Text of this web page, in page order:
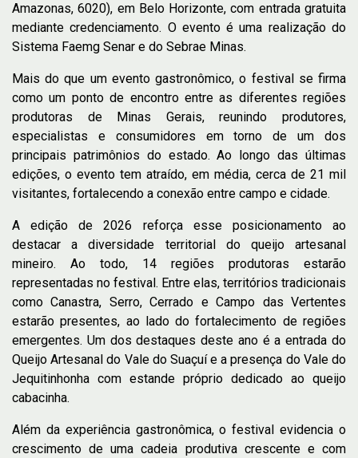
Amazonas, 6020), em Belo Horizonte, com entrada gratuita
mediante credenciamento. O evento é uma realização do
Sistema Faemg Senar e do Sebrae Minas.
Mais do que um evento gastronômico, o festival se firma
como um ponto de encontro entre as diferentes regiões
produtoras de Minas Gerais, reunindo produtores,
especialistas e consumidores em torno de um dos
principais patrimônios do estado. Ao longo das últimas
edições, o evento tem atraído, em média, cerca de 21 mil
visitantes, fortalecendo a conexão entre campo e cidade.
A edição de 2026 reforça esse posicionamento ao
destacar a diversidade territorial do queijo artesanal
mineiro. Ao todo, 14 regiões produtoras estarão
representadas no festival. Entre elas, territórios tradicionais
como Canastra, Serro, Cerrado e Campo das Vertentes
estarão presentes, ao lado do fortalecimento de regiões
emergentes. Um dos destaques deste ano é a entrada do
Queijo Artesanal do Vale do Suaçuí e a presença do Vale do
Jequitinhonha com estande próprio dedicado ao queijo
cabacinha.
Além da experiência gastronômica, o festival evidencia o
crescimento de uma cadeia produtiva crescente e com